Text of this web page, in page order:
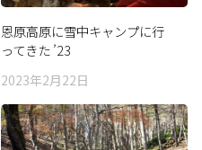
恩原高原に雪中キャンプに行
ってきた ’23
2023年2月22日